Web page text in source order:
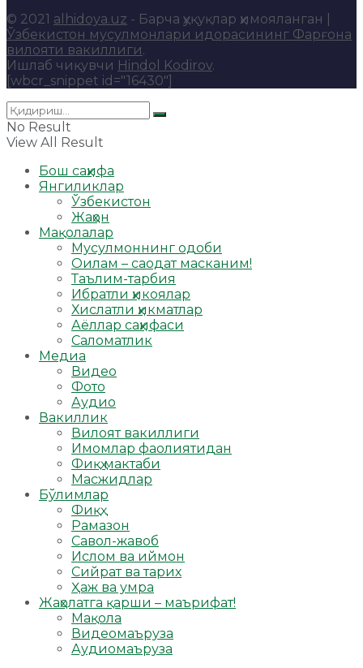
© 2021 alhidoya.uz - Барча ҳуқуқлар ҳимояланган |
Ўзбекистон мусулмонлари идорасининг Фарғона
вилояти вакиллиги.
Ишлаб чиқувчи Hindol Kodirov.
[wbcr_snippet id="16430"]
No Result
View All Result
Бош саҳифа
Янгиликлар
Ўзбекистон
Жаҳон
Мақолалар
Мусулмоннинг одоби
Оилам – саодат масканим!
Таълим-тарбия
Ибратли ҳикоялар
Хислатли ҳикматлар
Аёллар саҳифаси
Саломатлик
Медиа
Видео
Фото
Аудио
Вакиллик
Вилоят вакиллиги
Имомлар фаолиятидан
Фиқҳ мактаби
Масжидлар
Бўлимлар
Фиқҳ
Рамазон
Савол-жавоб
Ислом ва иймон
Сийрат ва тарих
Ҳаж ва умра
Жаҳолатга қарши – маърифат!
Мақола
Видеомаъруза
Аудиомаъруза